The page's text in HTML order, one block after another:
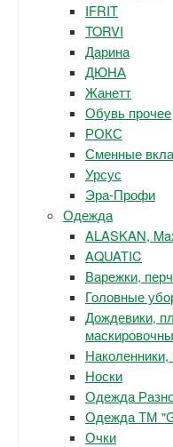
IFRIT
TORVI
Дарина
ДЮНА
Жанетт
Обувь прочее
РОКС
Сменные
Урсус
Эра-Профи
Одежда
ALASKAN,
AQUATIC
Варежки,
Головные
Дождевики,
Наколенники,
Носки
Одежда
Одежда ТМ
Очки